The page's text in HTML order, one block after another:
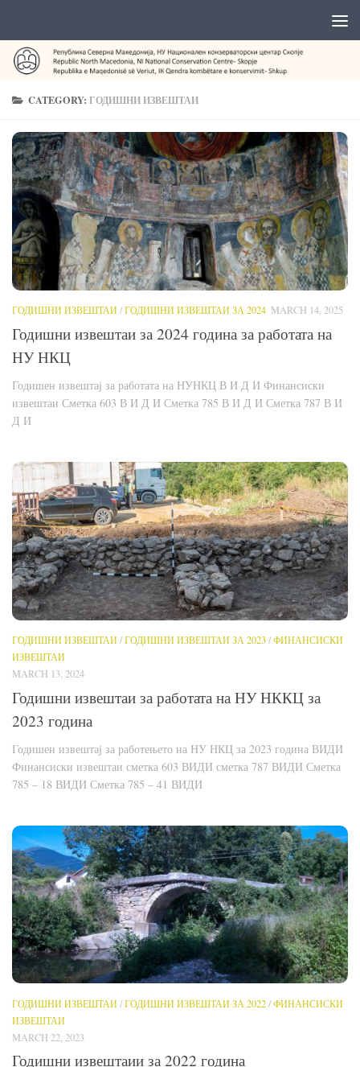
CATEGORY:ГОДИШНИ ИЗВЕШТАИ
ГОДИШНИ ИЗВЕШТАИ/ГОДИШНИ ИЗВЕШТАИ ЗА 2024 MARCH 14, 2025
Годишни извештаи за 2024 година за работата на
НУ НКЦ
Годишен извештај за работата на НУНКЦ В И Д И Финансиски
извештаи Сметка 603 В И Д И Сметка 785 В И Д И Сметка 787 В И
Д И
ГОДИШНИ ИЗВЕШТАИ/ГОДИШНИ ИЗВЕШТАИ ЗА 2023/ФИНАНСИСКИ
ИЗВЕШТАИ
MARCH 13, 2024
Годишни извештаи за работата на НУ НККЦ за
2023 година
Годишен извештај за работењето на НУ НКЦ за 2023 година ВИДИ
Финансиски извештаи сметка 603 ВИДИ сметка 787 ВИДИ Сметка
785 – 18 ВИДИ Сметка 785 – 41 ВИДИ
ГОДИШНИ ИЗВЕШТАИ/ГОДИШНИ ИЗВЕШТАИ ЗА 2022/ФИНАНСИСКИ
ИЗВЕШТАИ
MARCH 22, 2023
Годишни извештаии за 2022 година